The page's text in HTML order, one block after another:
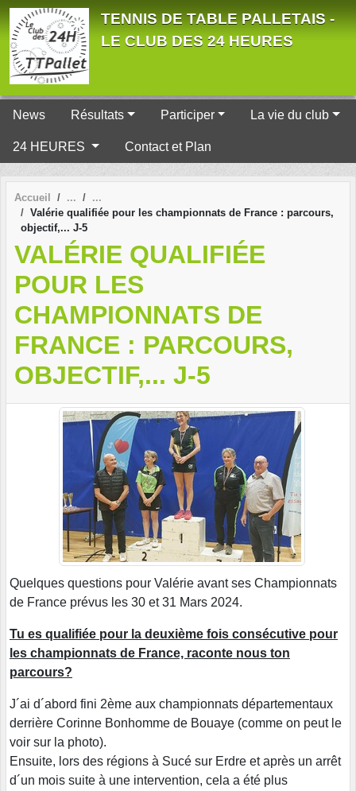
TENNIS DE TABLE PALLETAIS -
LE CLUB DES 24 HEURES
News Résultats Participer La vie du club
24 HEURES Contact et Plan
Accueil
Valérie qualifiée pour les championnats de France : parcours,
objectif,... J-5
VALÉRIE QUALIFIÉE
POUR LES
CHAMPIONNATS DE
FRANCE : PARCOURS,
OBJECTIF,... J-5
Quelques questions pour Valérie avant ses Championnats
de France prévus les 30 et 31 Mars 2024.
Tu es qualifiée pour la deuxième fois consécutive pour
les championnats de France, raconte nous ton
parcours?
J´ai d´abord fini 2ème aux championnats départementaux
derrière Corinne Bonhomme de Bouaye (comme on peut le
voir sur la photo).
Ensuite, lors des régions à Sucé sur Erdre et après un arrêt
d´un mois suite à une intervention, cela a été plus
Panneau de gestion des cookies